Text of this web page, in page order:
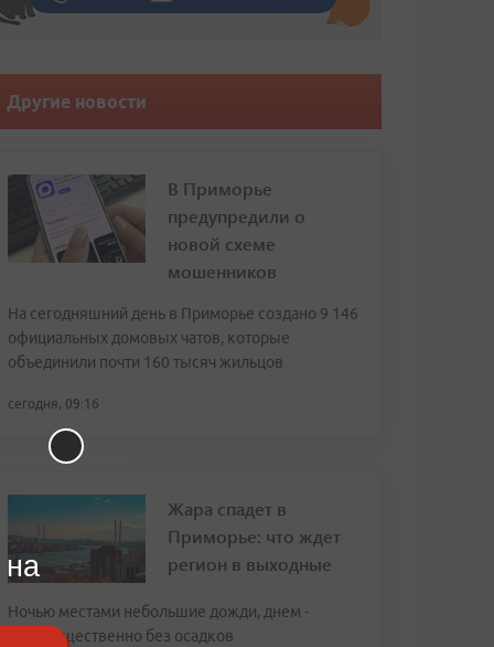
Другие новости
В Приморье
предупредили о
новой схеме
мошенников
На сегодняшний день в Приморье создано 9 146
официальных домовых чатов, которые
объединили почти 160 тысяч жильцов
сегодня, 09:16
Жара спадет в
Приморье: что ждет
регион в выходные
Ночью местами небольшие дожди, днем -
преимущественно без осадков